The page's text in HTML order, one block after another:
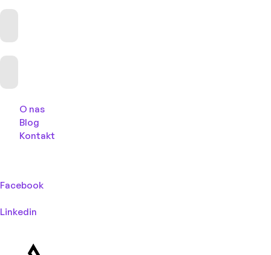
O nas
Blog
Kontakt
Facebook
Linkedin